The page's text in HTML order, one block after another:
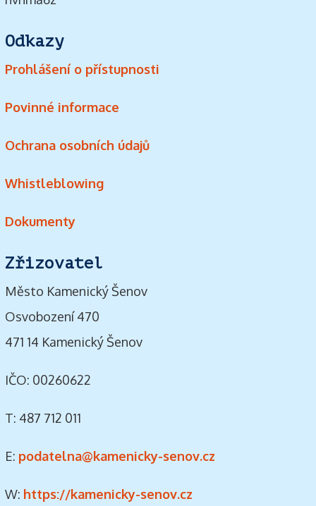
Odkazy
Prohlášení o přístupnosti
Povinné informace
Ochrana osobních údajů
Whistleblowing
Dokumenty
Zřizovatel
Město Kamenický Šenov
Osvobození 470
471 14 Kamenický Šenov
IČO: 00260622
T: 487 712 011
E: podatelna@kamenicky-senov.cz
W: https://kamenicky-senov.cz